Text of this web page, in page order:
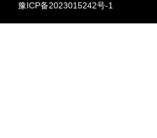
豫ICP备2023015242号-1